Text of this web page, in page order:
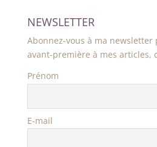
NEWSLETTER
Abonnez-vous à ma newsletter
avant-première à mes articles,
Prénom
E-mail